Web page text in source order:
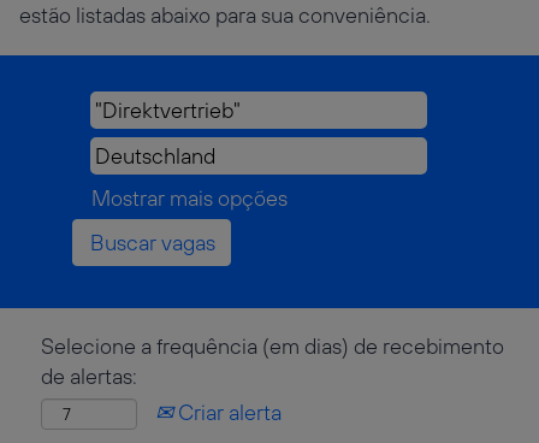
estão listadas abaixo para sua conveniência.
Mostrar mais opções
Selecione a frequência (em dias) de recebimento
de alertas:
Criar alerta